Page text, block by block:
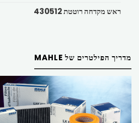
ראש מקדחה רוטטת 430512
מדריך הפילטרים של MAHLE